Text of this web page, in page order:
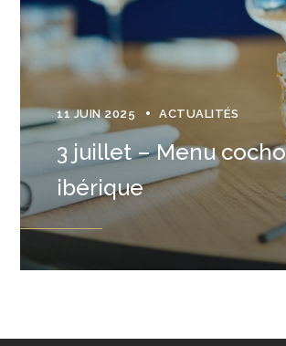
11 JUIN 2025 ACTUALITÉS
3 juillet – Menu
ibérique